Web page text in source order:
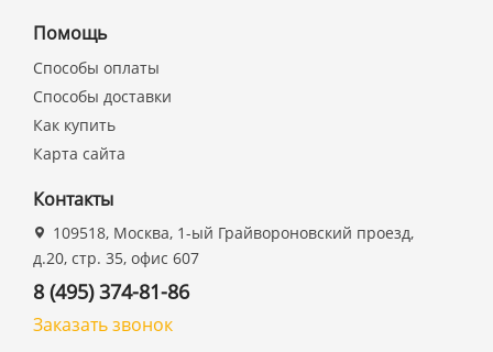
Помощь
Способы оплаты
Способы доставки
Как купить
Карта сайта
Контакты
109518, Москва, 1-ый Грайвороновский проезд,
д.20, стр. 35, офис 607
8 (495) 374-81-86
Заказать звонок